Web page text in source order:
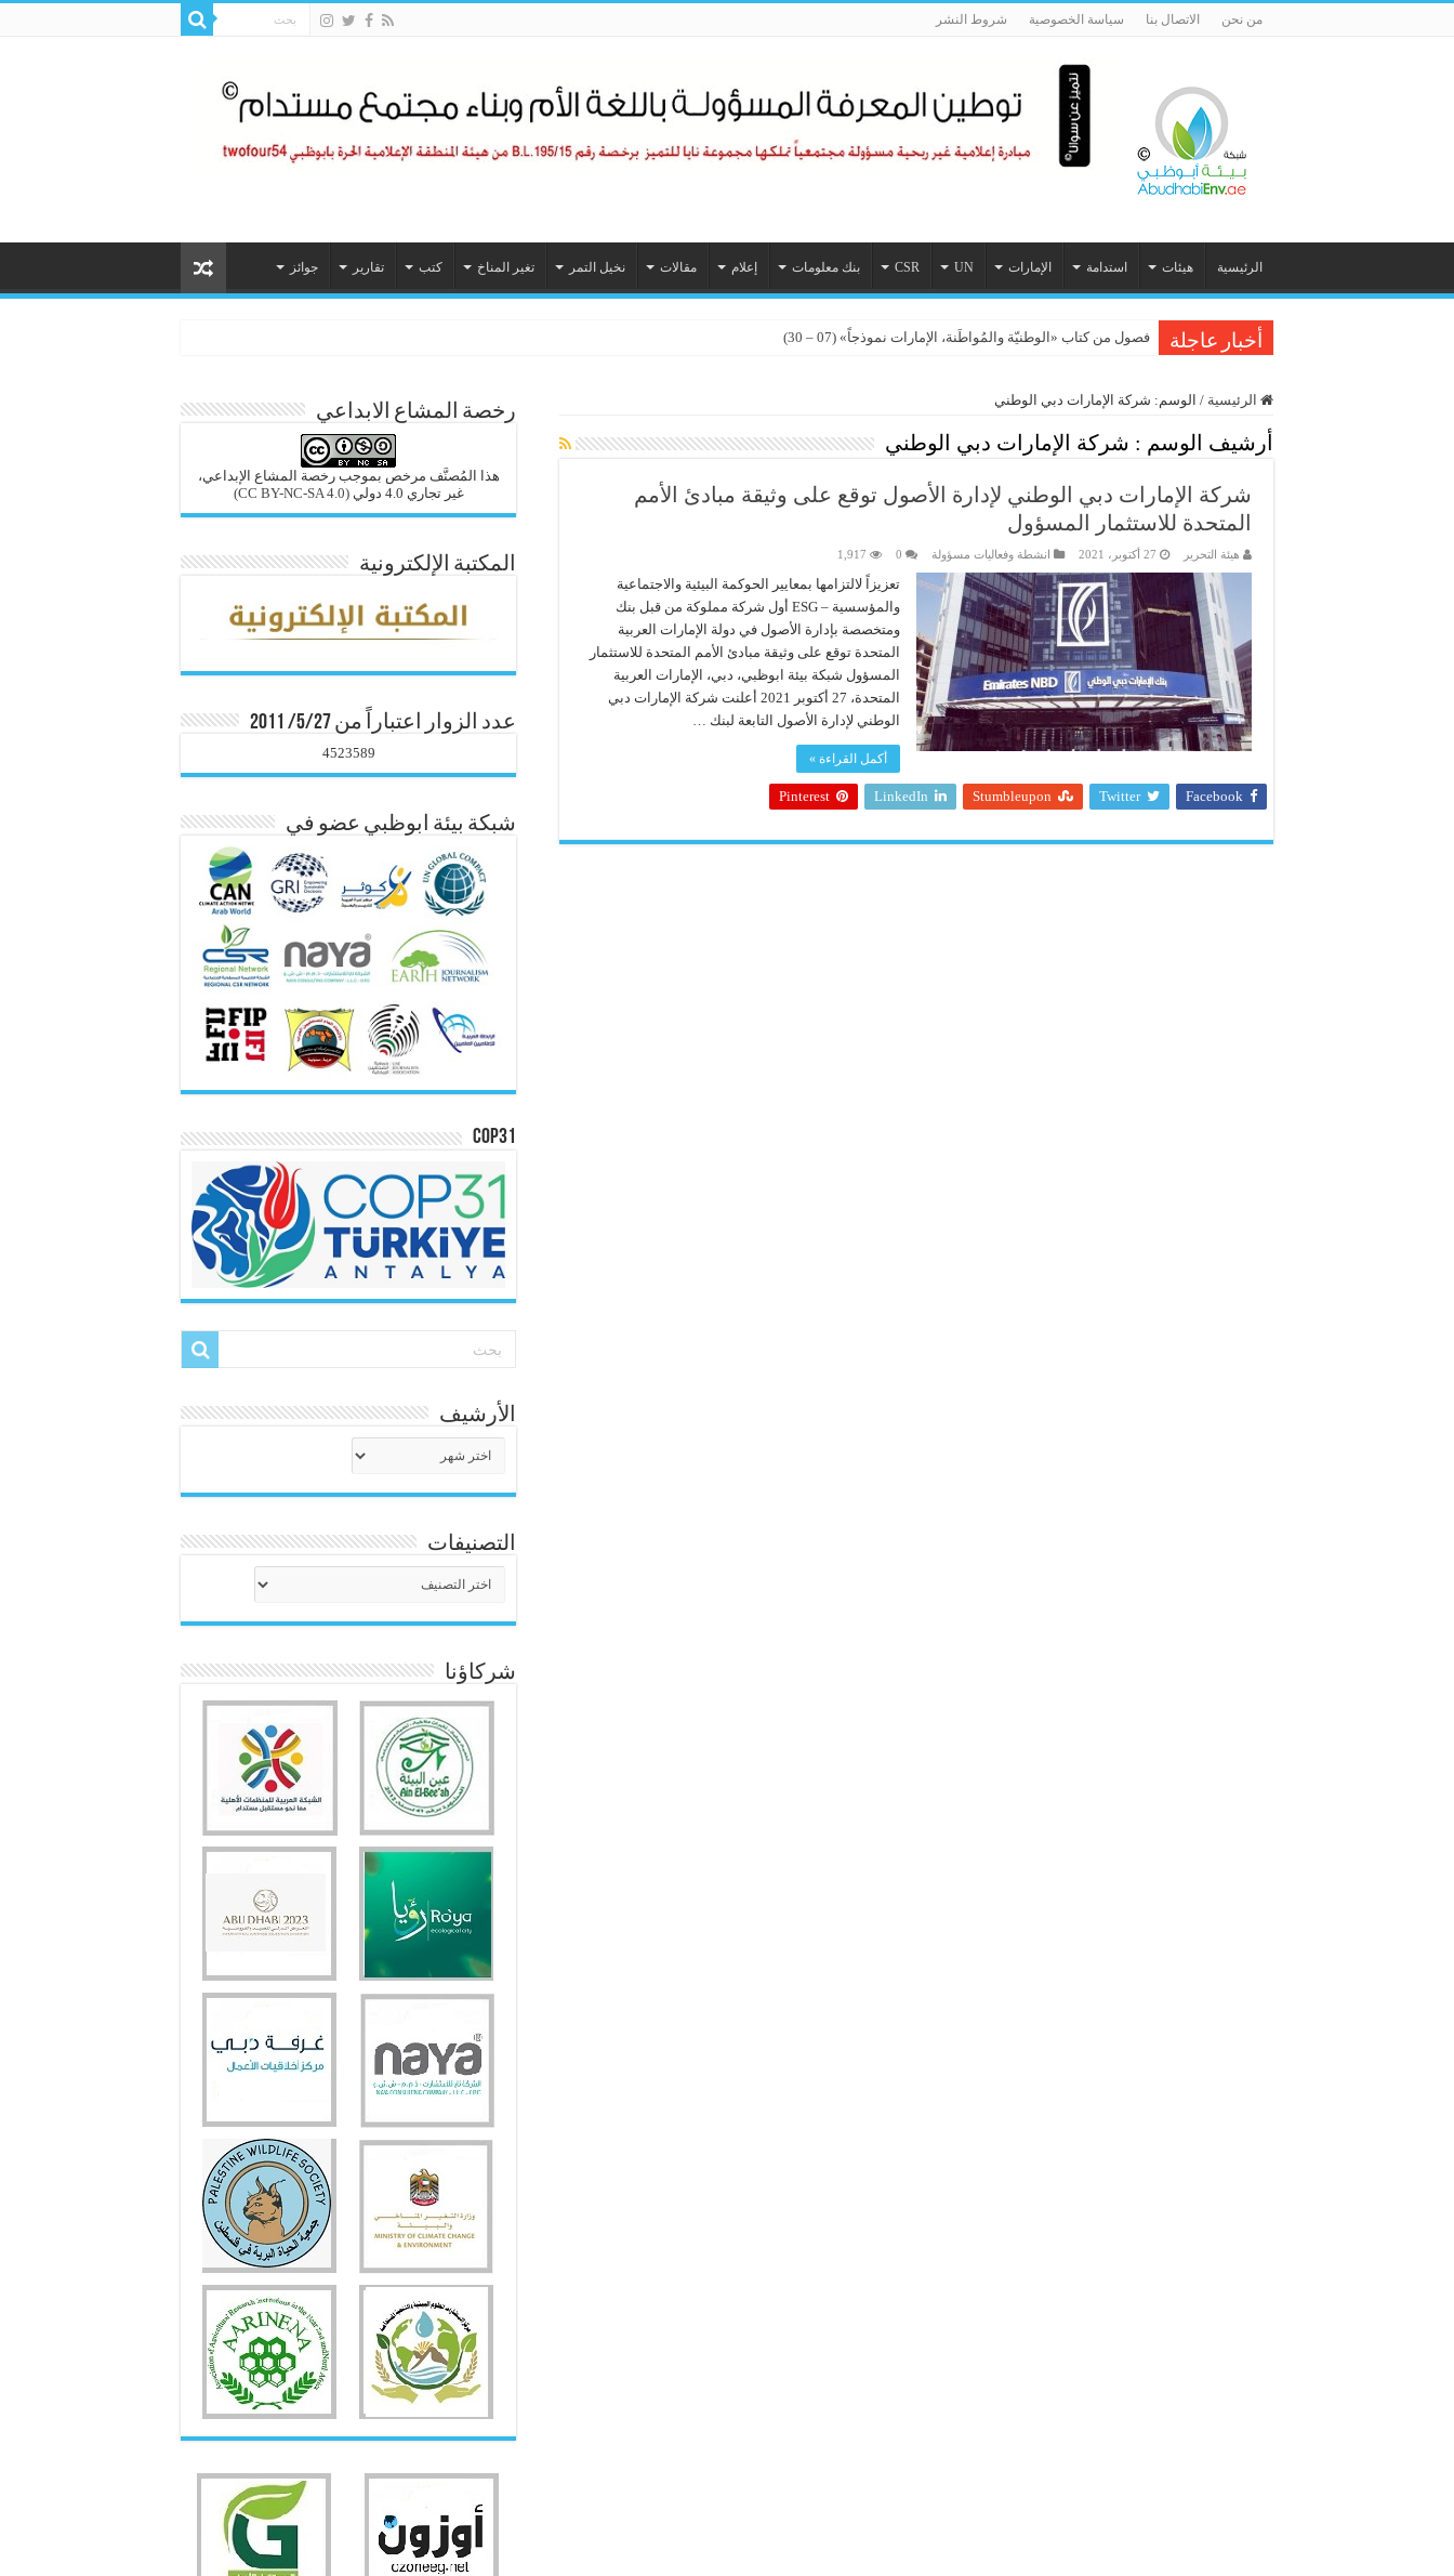
من نحن الاتصال بنا سياسة الخصوصية شروط النشر
الرئيسية هيئات استدامة الإمارات UN
CSR بنك معلومات إعلام مقالات نخيل التمر تغير المناخ كتب تقارير جوائز
أخبار عاجلة فصول من كتاب «الوطنيّة والمُواطَنة، الإمارات نموذجاً» (07 – 30)
الرئيسية / الوسم: شركة الإمارات دبي الوطني
أرشيف الوسم : شركة الإمارات دبي الوطني
شركة الإمارات دبي الوطني لإدارة الأصول توقع على وثيقة مبادئ الأمم
المتحدة للاستثمار المسؤول
هيئة التحرير 27 أكتوبر، 2021 انشطة وفعاليات مسؤولة 0
1,917
تعزيزاً لالتزامها بمعايير الحوكمة البيئية والاجتماعية
والمؤسسية – ESG أول شركة مملوكة من قبل بنك
ومتخصصة بإدارة الأصول في دولة الإمارات العربية
المتحدة توقع على وثيقة مبادئ الأمم المتحدة للاستثمار
المسؤول شبكة بيئة ابوظبي، دبي، الإمارات العربية
المتحدة، 27 أكتوبر 2021 أعلنت شركة الإمارات دبي
الوطني لإدارة الأصول التابعة لبنك …
أكمل القراءة »
Facebook
Twitter
Stumbleupon
LinkedIn
Pinterest
رخصة المشاع الابداعي
هذا المُصنَّف مرخص بموجب رخصة المشاع الإبداعي،
غير تجاري 4.0 دولي
(CC BY-NC-SA 4.0)
المكتبة الإلكترونية
عدد الزوار اعتباراً من 5/27/ 2011
4523589
شبكة بيئة ابوظبي عضو في
COP31
الأرشيف
التصنيفات
شركاؤنا